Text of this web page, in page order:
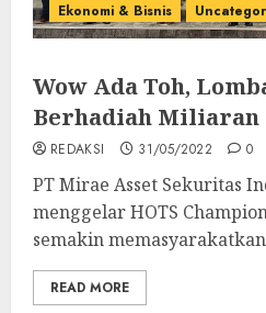
Ekonomi & Bisnis
Wow Ada Toh,
Berhadiah Miliaran
REDAKSI 31/05/2022 0
PT Mirae Asset Sekuritas
menggelar HOTS
semakin
READ MORE